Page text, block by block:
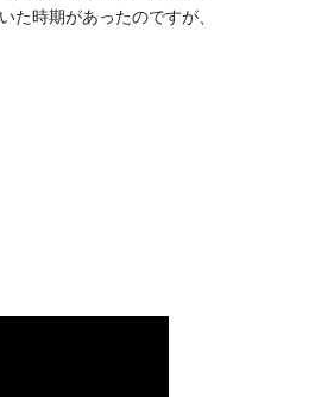
た時期があったのですが、